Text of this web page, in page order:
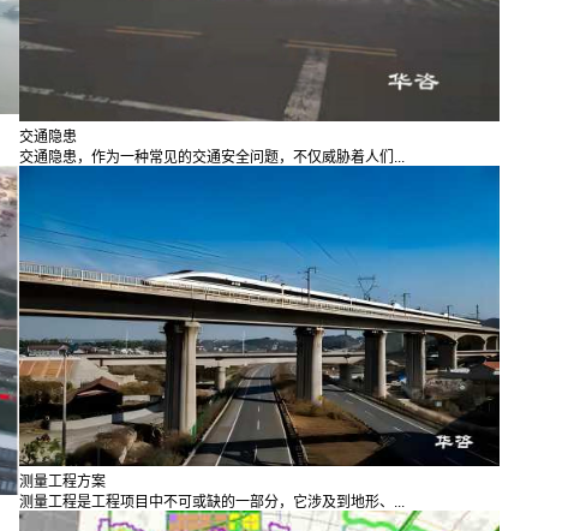
交通隐患
交通隐患，作为一种常见的交通安全问题，不仅威胁着人们...
测量工程方案
测量工程是工程项目中不可或缺的一部分，它涉及到地形、...